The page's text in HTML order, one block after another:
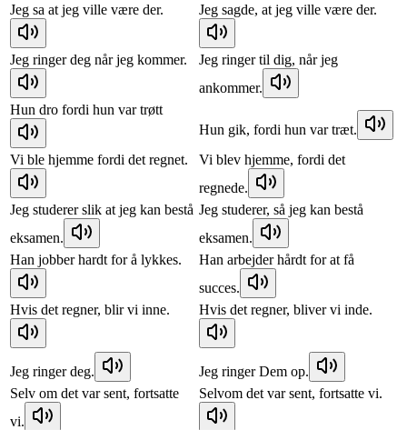
Jeg sa at jeg ville være der.
Jeg sagde, at jeg ville være der.
Jeg ringer deg når jeg kommer.
Jeg ringer til dig, når jeg
ankommer.
Hun dro fordi hun var trøtt
Hun gik, fordi hun var træt.
Vi ble hjemme fordi det regnet.
Vi blev hjemme, fordi det
regnede.
Jeg studerer slik at jeg kan bestå
eksamen.
Jeg studerer, så jeg kan bestå
eksamen.
Han jobber hardt for å lykkes.
Han arbejder hårdt for at få
succes.
Hvis det regner, blir vi inne.
Hvis det regner, bliver vi inde.
Jeg ringer deg.
Jeg ringer Dem op.
Selv om det var sent, fortsatte
vi.
Selvom det var sent, fortsatte vi.